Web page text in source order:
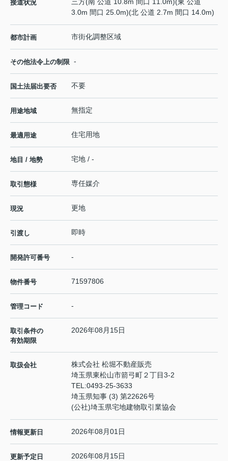
接道状況
3.0m 間口 25.0m)(北 公道 2.7m 間口 14.0m)
都市計画 市街化調整区域
その他法令上の制限 -
国土法届出要否 不要
用途地域 無指定
最適用途 住宅用地
地目 / 地勢 宅地 / -
取引態様 専任媒介
現況 更地
引渡し 即時
開発許可番号 -
物件番号 71597806
管理コード -
取引条件の
有効期限
2026年08月15日
取扱会社
株式会社 松堀不動産販売
埼玉県東松山市箭弓町２丁目3-2
TEL:0493-25-3633
埼玉県知事 (3) 第22626号
(公社)埼玉県宅地建物取引業協会
情報更新日 2026年08月01日
更新予定日 2026年08月15日